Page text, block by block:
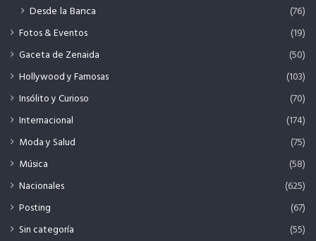
Desde la Banca (76)
Fotos & Eventos
(19)
Gaceta de Zenaida
(50)
Hollywood y Famosas
(103)
Insólito y Curioso
(70)
Internacional
(174)
Moda y Salud
(75)
Música
(58)
Nacionales
(625)
Posting
(67)
Sin categoría
(55)